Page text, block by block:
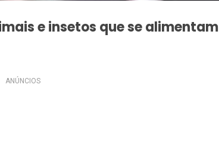
e insetos que se alimentam
ANÚNCIOS